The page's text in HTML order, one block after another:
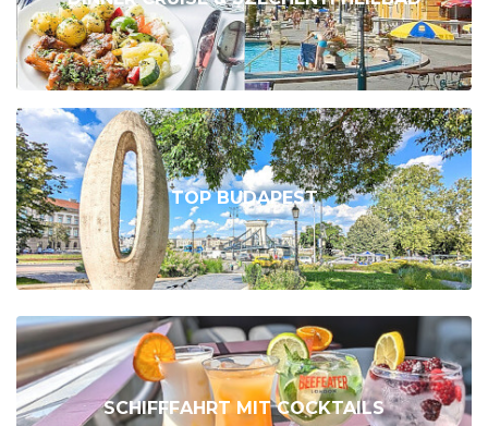
TOP BUDAPEST
SCHIFFFAHRT MIT COCKTAILS